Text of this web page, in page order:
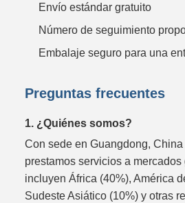
Envío estándar gratuito
Número de seguimiento
Embalaje seguro para una
Preguntas frecuentes
1. ¿Quiénes somos?
Con sede en Guangdong,
prestamos servicios a
incluyen África (40%), América
Sudeste Asiático (10%) y otras